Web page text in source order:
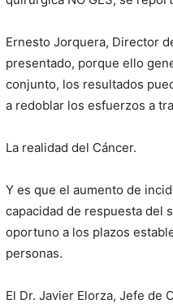
Ernesto Jorquera, Director
presentado, porque ello
conjunto, los resultados
a redoblar los esfuerzos a
La realidad del Cáncer.
Y es que el aumento de
capacidad de respuesta del
oportuno a los plazos
personas.
El Dr. Javier Elorza, Jefe de